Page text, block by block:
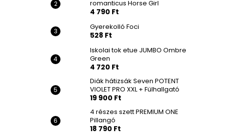
romanticus Horse Girl
4 790 Ft
Gyerekolló Foci
528 Ft
Iskolai tok etue JUMBO Ombre
Green
4 720 Ft
Diák hátizsák Seven POTENT
VIOLET PRO XXL + Fülhallgató
19 900 Ft
4 részes szett PREMIUM ONE
Pillangó
18 790 Ft